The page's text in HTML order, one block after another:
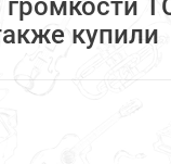
купили